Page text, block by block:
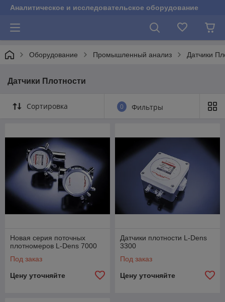
Аналитическое и исследовательское оборудование
Оборудование Промышленный анализ Датчики
Датчики Плотности
Сортировка 0 Фильтры
Новая серия поточных
плотномеров L-Dens 7000
Под заказ
Цену уточняйте
Датчики плотности L-Dens
3300
Под заказ
Цену уточняйте